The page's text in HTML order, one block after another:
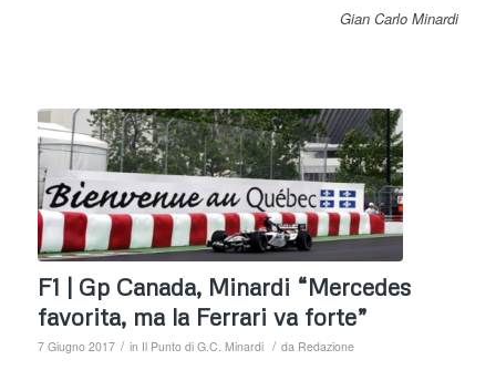
Gian Carlo Minardi
F1 | Gp Canada, Minardi “Mercedes
favorita, ma la Ferrari va forte”
7 Giugno 2017 / in Il Punto di G.C. Minardi / da Redazione